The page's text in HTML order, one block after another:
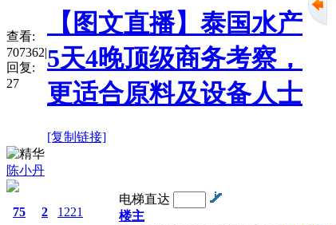
查看:
707362|
回复:
27
【图文直播】泰国水产
5天4晚顶级商务考察，
更适合原料及设备人士
[复制链接]
陈小丹
75 2 1221
电梯直达
楼主